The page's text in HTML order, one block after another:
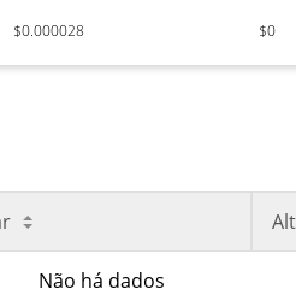
$0.000028 $0
Não há dados